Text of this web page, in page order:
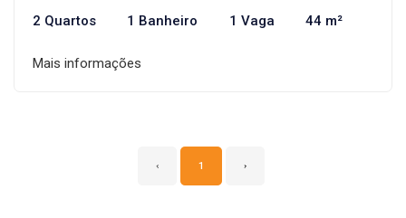
2 Quartos 1 Banheiro 1 Vaga 44 m²
Mais informações
‹ 1 ›